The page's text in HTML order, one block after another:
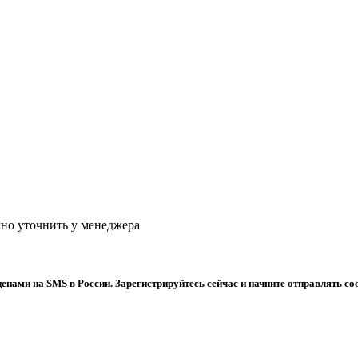
уточнить у менеджера
на SMS в России. Зарегистрируйтесь сейчас и начните отправлять